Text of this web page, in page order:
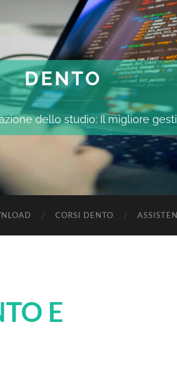
DENTO
dello studio: Il migliore
CORSI DENTO
E